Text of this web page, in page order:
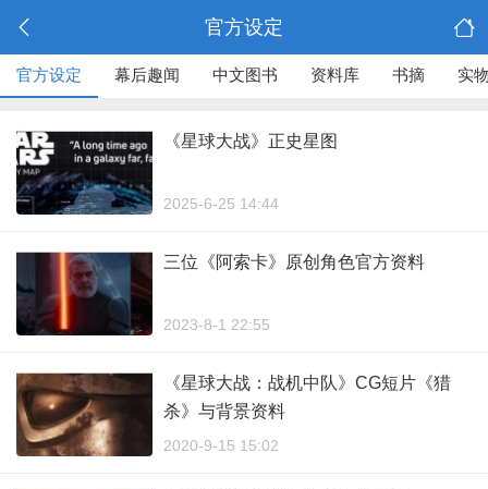
官方设定
官方设定 幕后趣闻 中文图书 资料库 书摘 实
《星球大战》正史星图
2025-6-25 14:44
三位《阿索卡》原创角色官方资料
2023-8-1 22:55
《星球大战：战机中队》CG短片《猎
杀》与背景资料
2020-9-15 15:02